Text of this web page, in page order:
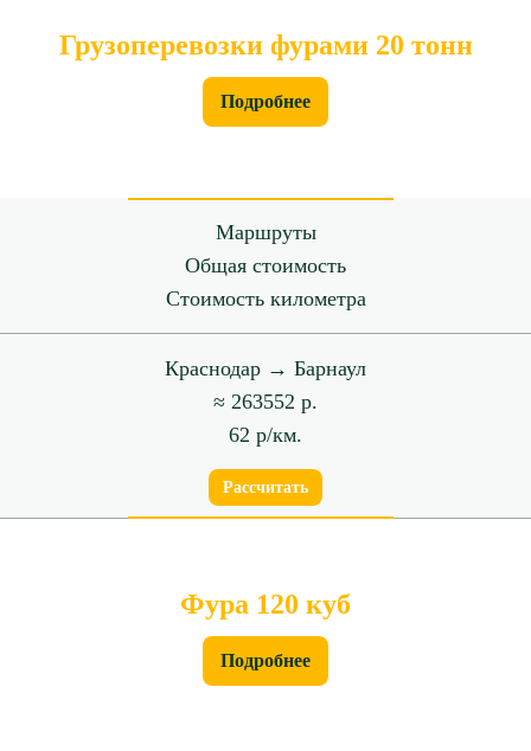
Грузоперевозки фурами 20 тонн
Подробнее
Маршруты
Общая стоимость
Стоимость километра
Краснодар → Барнаул
≈ 263552 р.
62 р/км.
Рассчитать
Фура 120 куб
Подробнее